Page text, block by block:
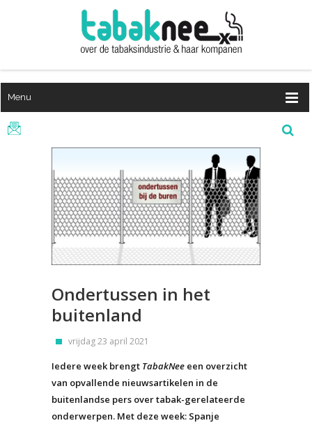
Menu
Ondertussen in het
buitenland
vrijdag 23 april 2021
Iedere week brengt TabakNee een overzicht
van opvallende nieuwsartikelen in de
buitenlandse pers over tabak-gerelateerde
onderwerpen. Met deze week: Spanje